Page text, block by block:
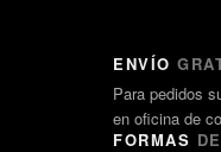
ENVÍO
Para pedidos
en oficina de
FORMAS